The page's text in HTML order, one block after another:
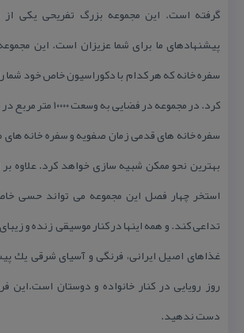
گرفته است. این مجموعه بزرگ تفریحی یكی از
پیشنهادهای ما برای شما عزیزان است. این
سفره خانه كه هر كدام با دكوراسیون خاص خود
كرد. در مجموعه در
سفره خانه های قدمی زمان صفویه و سفره خانه های
بهترین نحو ممكن شبیه سازی خواهد كرد. علاوه
استخر چهار فصل این مجموعه می تواند حسی
تداعی كند. و همه اینها در كنار موسیقی زنده و
غذاهای اصیل ایرانی، فرنگی و آسیای شرقی یك
روز رویایی در كنار خانواده و دوستان است.این
دست ندهید.